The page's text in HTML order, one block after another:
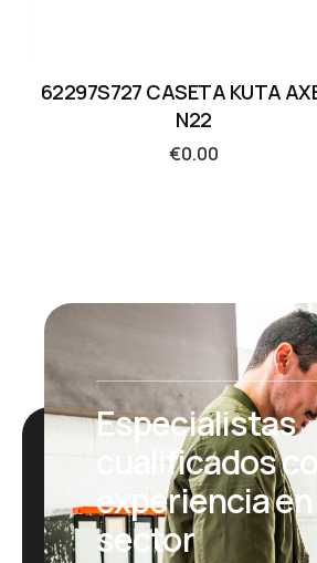
62297S727 CASETA KUTA
N22
€0.00
Especialistas
cualificados con
experiencia en
sector